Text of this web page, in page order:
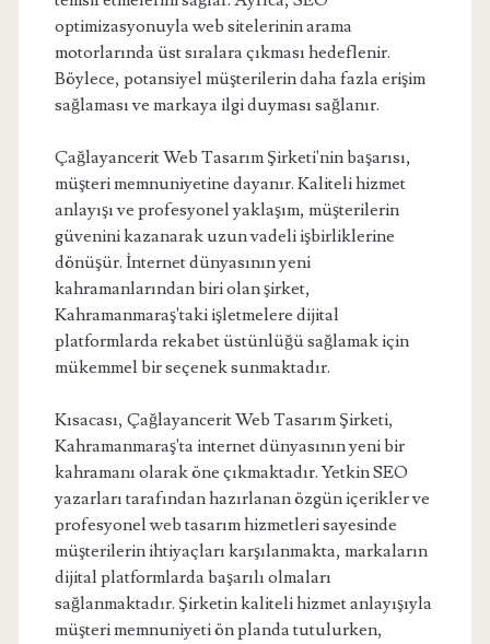
optimizasyonuyla web sitelerinin arama
motorlarında üst sıralara çıkması hedeflenir.
Böylece, potansiyel müşterilerin daha fazla erişim
sağlaması ve markaya ilgi duyması sağlanır.
Çağlayancerit Web Tasarım Şirketi'nin başarısı,
müşteri memnuniyetine dayanır. Kaliteli hizmet
anlayışı ve profesyonel yaklaşım, müşterilerin
güvenini kazanarak uzun vadeli işbirliklerine
dönüşür. İnternet dünyasının yeni
kahramanlarından biri olan şirket,
Kahramanmaraş'taki işletmelere dijital
platformlarda rekabet üstünlüğü sağlamak için
mükemmel bir seçenek sunmaktadır.
Kısacası, Çağlayancerit Web Tasarım Şirketi,
Kahramanmaraş'ta internet dünyasının yeni bir
kahramanı olarak öne çıkmaktadır. Yetkin SEO
yazarları tarafından hazırlanan özgün içerikler ve
profesyonel web tasarım hizmetleri sayesinde
müşterilerin ihtiyaçları karşılanmakta, markaların
dijital platformlarda başarılı olmaları
sağlanmaktadır. Şirketin kaliteli hizmet anlayışıyla
müşteri memnuniyeti ön planda tutulurken,